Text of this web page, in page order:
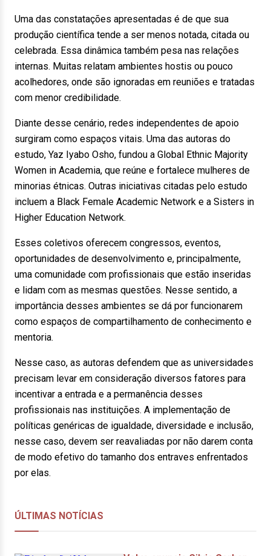
Uma das constatações apresentadas é de que sua
produção científica tende a ser menos notada, citada ou
celebrada. Essa dinâmica também pesa nas relações
internas. Muitas relatam ambientes hostis ou pouco
acolhedores, onde são ignoradas em reuniões e tratadas
com menor credibilidade.
Diante desse cenário, redes independentes de apoio
surgiram como espaços vitais. Uma das autoras do
estudo, Yaz Iyabo Osho, fundou a Global Ethnic Majority
Women in Academia, que reúne e fortalece mulheres de
minorias étnicas. Outras iniciativas citadas pelo estudo
incluem a Black Female Academic Network e a Sisters in
Higher Education Network.
Esses coletivos oferecem congressos, eventos,
oportunidades de desenvolvimento e, principalmente,
uma comunidade com profissionais que estão inseridas
e lidam com as mesmas questões. Nesse sentido, a
importância desses ambientes se dá por funcionarem
como espaços de compartilhamento de conhecimento e
mentoria.
Nesse caso, as autoras defendem que as universidades
precisam levar em consideração diversos fatores para
incentivar a entrada e a permanência desses
profissionais nas instituições. A implementação de
políticas genéricas de igualdade, diversidade e inclusão,
nesse caso, devem ser reavaliadas por não darem conta
de modo efetivo do tamanho dos entraves enfrentados
por elas.